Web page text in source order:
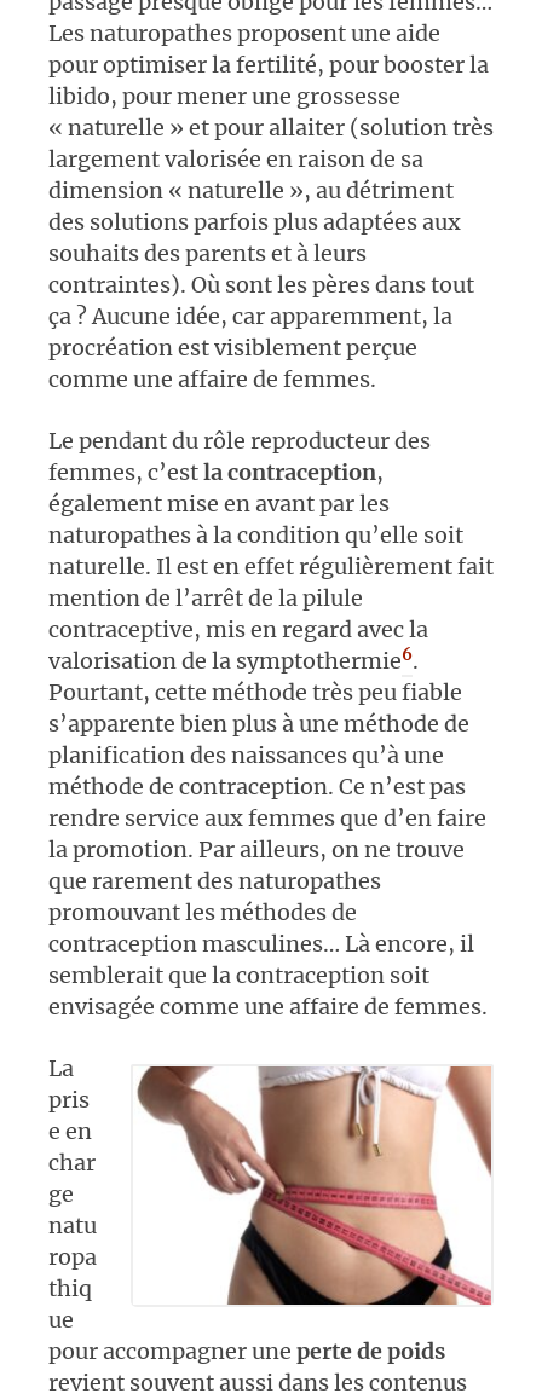
Les naturopathes proposent une aide
pour optimiser la fertilité, pour booster la
libido, pour mener une grossesse
« naturelle » et pour allaiter (solution très
largement valorisée en raison de sa
dimension « naturelle », au détriment
des solutions parfois plus adaptées aux
souhaits des parents et à leurs
contraintes). Où sont les pères dans tout
ça ? Aucune idée, car apparemment, la
procréation est visiblement perçue
comme une affaire de femmes.
Le pendant du rôle reproducteur des
femmes, c’estla contraception,
également mise en avant par les
naturopathes à la condition qu’elle soit
naturelle. Il est en effet régulièrement fait
mention de l’arrêt de la pilule
contraceptive, mis en regard avec la
valorisation de la symptothermie6.
Pourtant, cette méthode très peu fiable
s’apparente bien plus à une méthode de
planification des naissances qu’à une
méthode de contraception. Ce n’est pas
rendre service aux femmes que d’en faire
la promotion. Par ailleurs, on ne trouve
que rarement des naturopathes
promouvant les méthodes de
contraception masculines… Là encore, il
semblerait que la contraception soit
envisagée comme une affaire de femmes.
La
pris
e en
char
ge
natu
ropa
thiq
ue
pour accompagner une perte de poids
revient souvent aussi dans les contenus